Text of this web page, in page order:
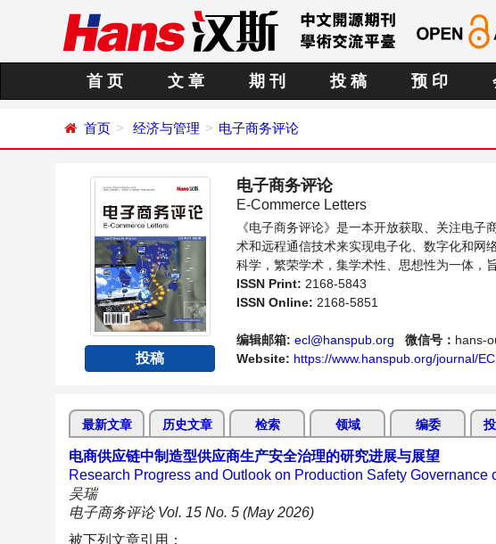
首 页 文 章 期 刊 投 稿 预 印
首页 经济与管理 电子商务评论
投稿
电子商务评论
E-Commerce Letters
《电子商务评论》是一本开放获取、关注电
术和远程通信技术来实现电子化、数字化和网
科学，繁荣学术，集学术性、思想性为一体，
论电子商务领域内不同方向问题与发展的交流平
ISSN Print: 2168-5843
ISSN Online: 2168-5851
编辑邮箱: ecl@hanspub.org 微信号： hans-
Website: https://www.hanspub.org/journal/
最新文章 历史文章 检索 领域 编委
电商供应链中制造型供应商生产安全治理的研究进展与展望
Research Progress and Outlook on Production Safety
吴瑞
电子商务评论 Vol. 15 No. 5 (May 2026)
被下列文章引用：